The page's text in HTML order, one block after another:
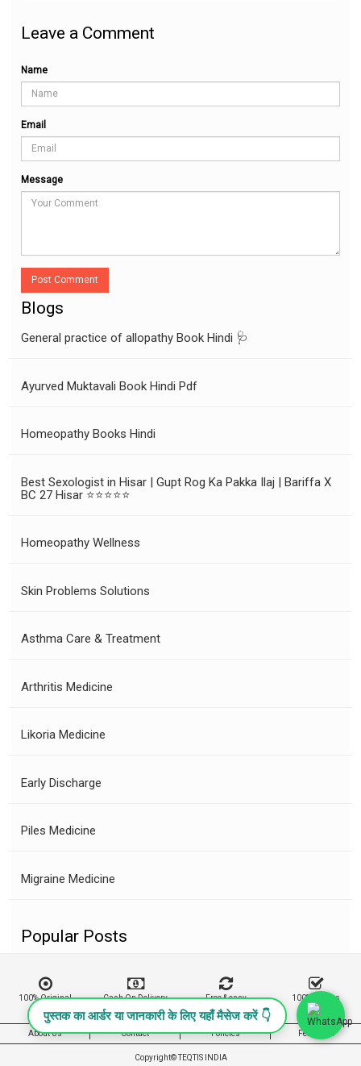
पुस्तक का आर्डर या जानकारी के लिए यहाँ मैसेज करें 👇
Leave a Comment
Name
Email
Message
Post Comment
Blogs
General practice of allopathy Book Hindi 🩺
Ayurved Muktavali Book Hindi Pdf
Homeopathy Books Hindi
Best Sexologist in Hisar | Gupt Rog Ka Pakka Ilaj | Bariffa X
BC 27 Hisar ⭐⭐⭐⭐⭐
Homeopathy Wellness
Skin Problems Solutions
Asthma Care & Treatment
Arthritis Medicine
Likoria Medicine
Early Discharge
Piles Medicine
Migraine Medicine
Popular Posts
100% Original
Product
Cash On Delivery
Free & easy
Returns
100% Buyers
Protection
About Us Contact Policies Feedback
Copyright©TEQTIS INDIA